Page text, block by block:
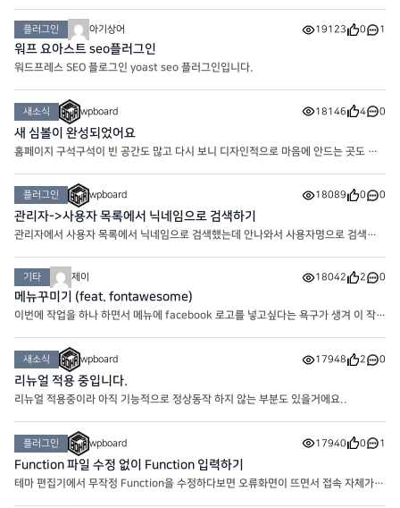
Logged out은 로그인 전 레이아웃이고 Logged in은 로그
플러그인 아기상어 19123 0 1
워프 요아스트 seo플러그인
워드프레스 SEO 플로그인 yoast seo 플러그인입니다.
새소식 wpboard 18146 4 0
새 심볼이 완성되었어요
홈페이지 구석구석이 빈 공간도 많고 다시 보니 디자인적으로 마음에 안드는 곳도 많
플러그인 wpboard 18089 0 0
관리자->사용자 목록에서 닉네임으로 검색하기
관리자에서 사용자 목록에서 닉네임으로 검색했는데 안나와서 사용자명으로 검색하
미가 없고 우리가 찾고 싶은건 이름이나 닉네임이라..
기타 제이 18042 2 0
메뉴꾸미기 (feat. fontawesome)
이번에 작업을 하나 하면서 메뉴에 facebook 로고를 넣고싶다는 욕구가 생겨 이 작업
르겠는데 메뉴에 추가하는 거는 잘 모르겠더라구요. 그래서
새소식 wpboard 17948 2 0
리뉴얼 적용 중입니다.
리뉴얼 적용중이라 아직 기능적으로 정상동작 하지 않는 부분도 있을거에요..
플러그인 wpboard 17940 0 1
Function 파일 수정 없이 Function 입력하기
테마 편집기에서 무작정 Function을 수정하다보면 오류화면이 뜨면서 접속 자체가